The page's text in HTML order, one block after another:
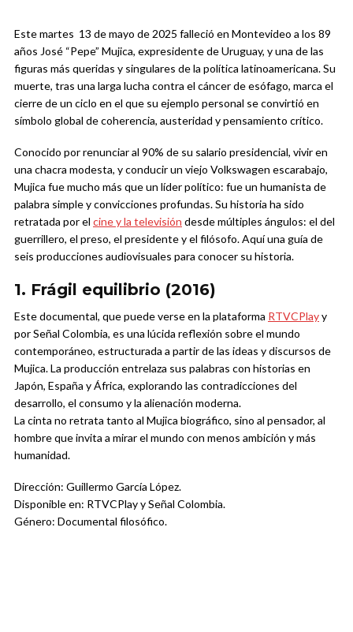
Este martes 13 de mayo de 2025 falleció en Montevideo a los 89
años José “Pepe” Mujica, expresidente de Uruguay, y una de las
figuras más queridas y singulares de la política latinoamericana. Su
muerte, tras una larga lucha contra el cáncer de esófago, marca el
cierre de un ciclo en el que su ejemplo personal se convirtió en
símbolo global de coherencia, austeridad y pensamiento crítico.
Conocido por renunciar al 90% de su salario presidencial, vivir en
una chacra modesta, y conducir un viejo Volkswagen escarabajo,
Mujica fue mucho más que un líder político: fue un humanista de
palabra simple y convicciones profundas. Su historia ha sido
retratada por el cine y la televisión desde múltiples ángulos: el del
guerrillero, el preso, el presidente y el filósofo. Aquí una guía de
seis producciones audiovisuales para conocer su historia.
1. Frágil equilibrio (2016)
Este documental, que puede verse en la plataforma RTVCPlayy
por Señal Colombia, es una lúcida reflexión sobre el mundo
contemporáneo, estructurada a partir de las ideas y discursos de
Mujica. La producción entrelaza sus palabras con historias en
Japón, España y África, explorando las contradicciones del
desarrollo, el consumo y la alienación moderna.
La cinta no retrata tanto al Mujica biográfico, sino al pensador, al
hombre que invita a mirar el mundo con menos ambición y más
humanidad.
Dirección: Guillermo García López.
Disponible en: RTVCPlay y Señal Colombia.
Género: Documental filosófico.